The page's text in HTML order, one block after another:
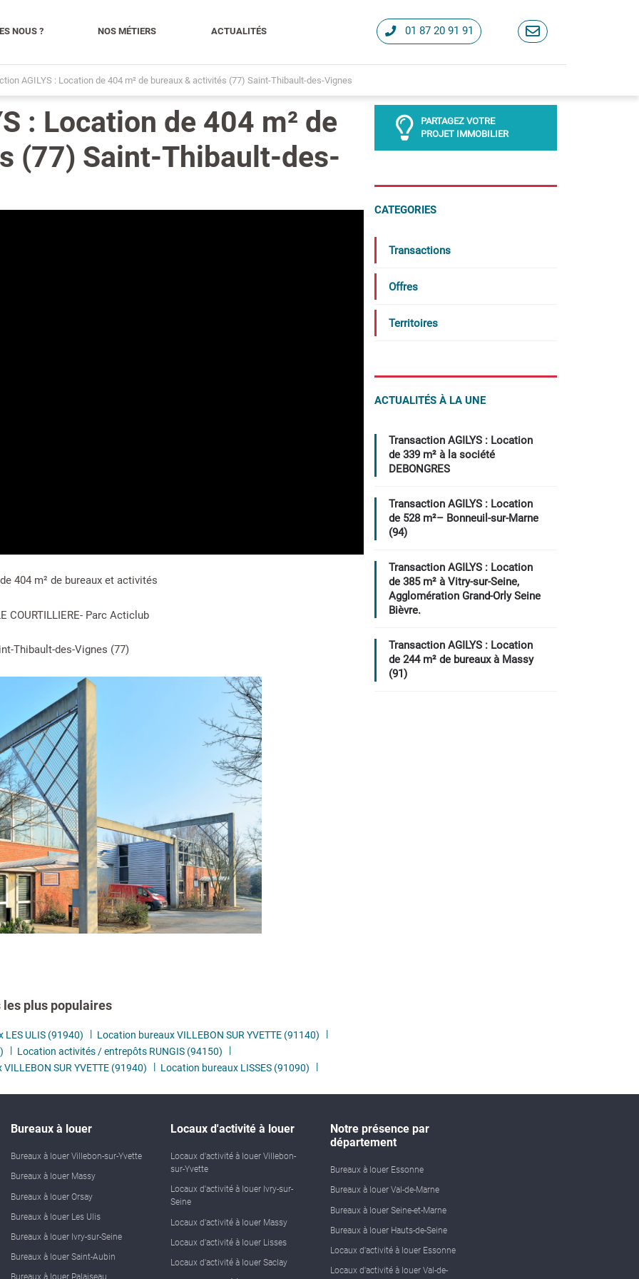
NOUS ? NOS MÉTIERS ACTUALITÉS 01 87 20 91 91
AGILYS : Location de 404 m² de bureaux & activités (77) Saint-Thibault-des-Vignes
: Location de 404 m² de
(77) Saint-Thibault-des-
404 m² de bureaux et activités
COURTILLIERE- Parc Acticlub
Thibault-des-Vignes (77)
plus populaires
ULIS (91940)
Location bureaux VILLEBON SUR YVETTE (91140)
Location activités / entrepôts RUNGIS (94150)
SUR YVETTE (91940)
Location bureaux LISSES (91090)
PARTAGEZ VOTRE
PROJET IMMOBILIER
CATEGORIES
Transactions
Offres
Territoires
ACTUALITÉS À LA UNE
Transaction AGILYS : Location
de 339 m² à la société
DEBONGRES
Transaction AGILYS : Location
de 528 m²– Bonneuil-sur-Marne
(94)
Transaction AGILYS : Location
de 385 m² à Vitry-sur-Seine,
Agglomération Grand-Orly Seine
Bièvre.
Transaction AGILYS : Location
de 244 m² de bureaux à Massy
(91)
Bureaux à louer
Bureaux à louer Villebon-sur-Yvette
Bureaux à louer Massy
Bureaux à louer Orsay
Bureaux à louer Les Ulis
Bureaux à louer Ivry-sur-Seine
Bureaux à louer Saint-Aubin
Locaux d'activité à louer
Locaux d'activité à louer Villebon-
sur-Yvette
Locaux d'activité à louer Ivry-sur-
Seine
Locaux d'activité à louer Massy
Locaux d'activité à louer Lisses
Locaux d'activité à louer Saclay
Notre présence par
département
Bureaux à louer Essonne
Bureaux à louer Val-de-Marne
Bureaux à louer Seine-et-Marne
Bureaux à louer Hauts-de-Seine
Locaux d'activité à louer Essonne
Locaux d'activité à louer Val-de-